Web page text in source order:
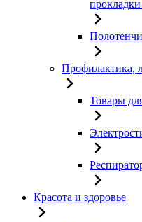
Профилактика,
Товары
Красота и здоровье